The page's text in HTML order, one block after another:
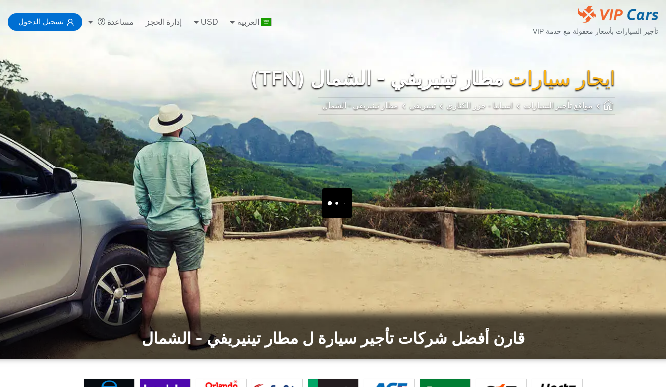
تأجير السيارات بأسعار معقولة مع خدمة VIP
العربية USD إدارة الحجز مساعدة تسجيل الدخول
ايجار سيارات مطار تينيريفي - الشمال (TFN)
مواقع تأجير السيارات اسبانيا - جزر الكناري تينيريفي مطار تينيريفي - الشمال
قارن أفضل شركات تأجير سيارة ل مطار تينيريفي - الشمال